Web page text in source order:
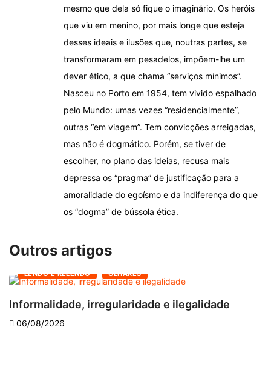
mesmo que dela só fique o imaginário. Os heróis
que viu em menino, por mais longe que esteja
desses ideais e ilusões que, noutras partes, se
transformaram em pesadelos, impõem-lhe um
dever ético, a que chama “serviços mínimos”.
Nasceu no Porto em 1954, tem vivido espalhado
pelo Mundo: umas vezes “residencialmente”,
outras “em viagem”. Tem convicções arreigadas,
mas não é dogmático. Porém, se tiver de
escolher, no plano das ideias, recusa mais
depressa os “pragma” de justificação para a
amoralidade do egoísmo e da indiferença do que
os “dogma” de bússola ética.
Outros artigos
LENDO E RELENDO OLHARES
Informalidade, irregularidade e ilegalidade
06/08/2026